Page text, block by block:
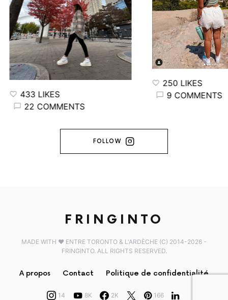
433 LIKES
22 COMMENTS
250 LIKES
9 COMMENTS
FOLLOW
FRINGINTO
MADE WITH ♥️ ENTRE TORONTO & L'ARDÈCHE (C) 2014-2026 -
FRINGINTO. ALL RIGHTS RESERVED.
A propos Contact Politique de confidentialité
14 8K 2K 166